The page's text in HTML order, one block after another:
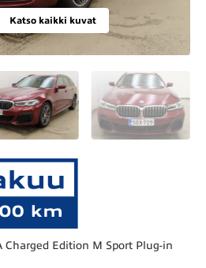
Katso kaikki kuvat
Charged Edition M Sport Plug-in